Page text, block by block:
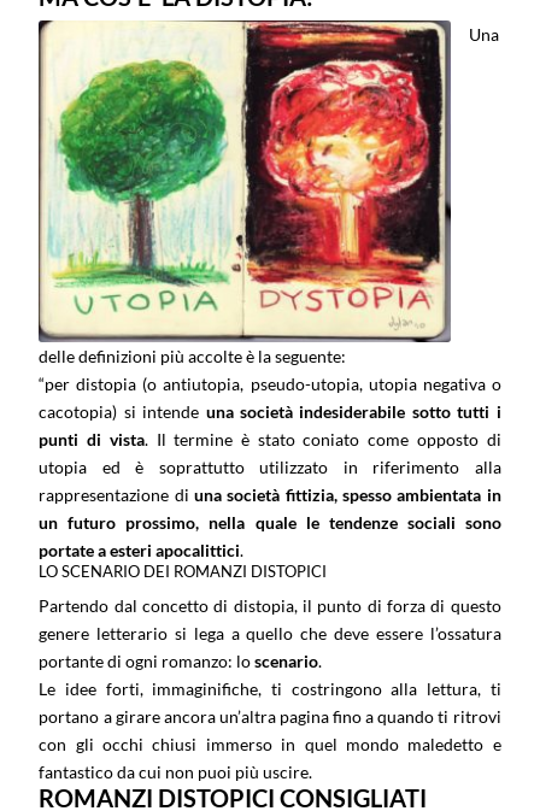
Una
delle definizioni più accolte è la seguente:
“per distopia (o antiutopia, pseudo-utopia, utopia negativa o
cacotopia) si intende una società indesiderabile sotto tutti i
punti di vista. Il termine è stato coniato come opposto di
utopia ed è soprattutto utilizzato in riferimento alla
rappresentazione diuna società fittizia, spesso ambientata in
un futuro prossimo, nella quale le tendenze sociali sono
portate a esteri apocalittici.
LO SCENARIO DEI ROMANZI DISTOPICI
Partendo dal concetto di distopia, il punto di forza di questo
genere letterario si lega a quello che deve essere l’ossatura
portante di ogni romanzo: loscenario.
Le idee forti, immaginifiche, ti costringono alla lettura, ti
portano a girare ancora un’altra pagina fino a quando ti ritrovi
con gli occhi chiusi immerso in quel mondo maledetto e
fantastico da cui non puoi più uscire.
ROMANZI DISTOPICI CONSIGLIATI